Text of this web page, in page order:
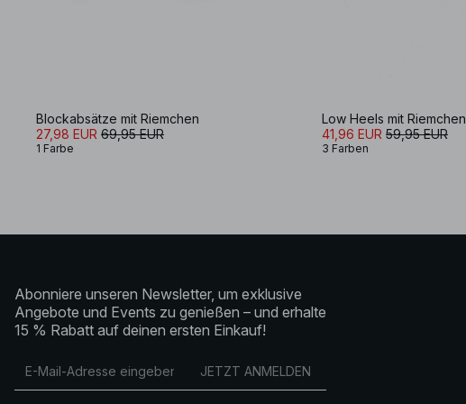
Blockabsätze mit Riemchen
27,98 EUR 69,95 EUR
1 Farbe
Low Heels mit Riemchen
41,96 EUR 59,95 EUR
3 Farben
Abonniere unseren Newsletter, um exklusive
Angebote und Events zu genießen – und erhalte
15 % Rabatt auf deinen ersten Einkauf!
JETZT ANMELDEN